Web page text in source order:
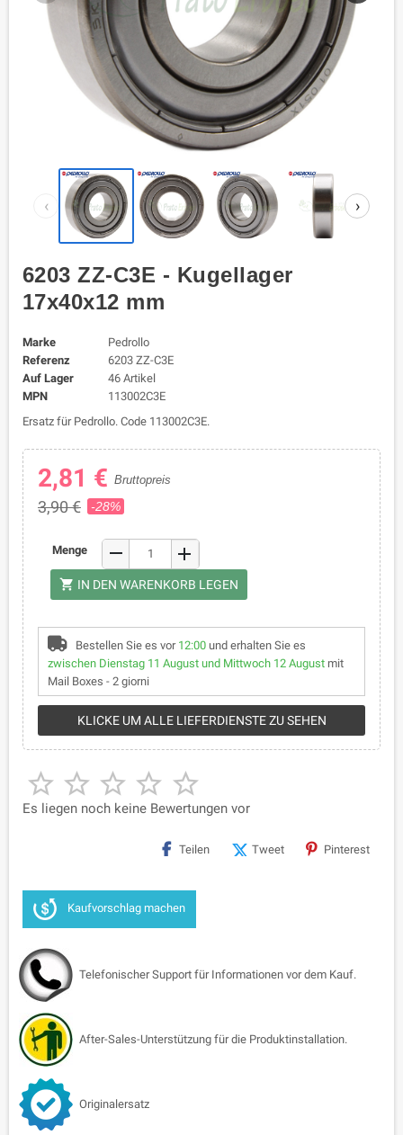
‹ ›
6203 ZZ-C3E - Kugellager
17x40x12 mm
Marke
Pedrollo
Referenz
6203 ZZ-C3E
Auf Lager
46 Artikel
MPN
113002C3E
Ersatz für Pedrollo. Code 113002C3E.
2,81 € Bruttopreis
3,90 € -28%
Menge remove add
shopping_cart IN DEN WARENKORB LEGEN
Bestellen Sie es vor 12:00 und erhalten Sie es
zwischen Dienstag 11 August und Mittwoch 12 August mit
Mail Boxes - 2 giorni
KLICKE UM ALLE LIEFERDIENSTE ZU SEHEN
    
Es liegen noch keine Bewertungen vor
Teilen Tweet Pinterest
Kaufvorschlag machen
Telefonischer Support für Informationen vor dem Kauf.
After-Sales-Unterstützung für die Produktinstallation.
Originalersatz